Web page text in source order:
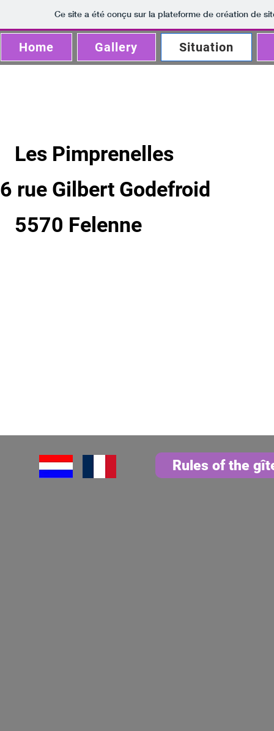
Ce site a été conçu sur la plateforme de création de
Home Gallery Situation
Les Pimprenelles
6 rue Gilbert Godefroid
5570 Felenne
Rules of the